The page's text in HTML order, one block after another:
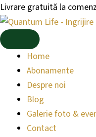
Skip
to
content
Livrare gratuită la
Home
Abonamente
Despre noi
Blog
Galerie foto &
Contact
Products
search
Products
search